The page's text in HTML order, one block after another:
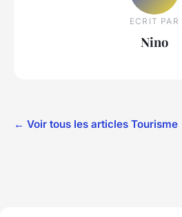
ECRIT PAR
Nino
← Voir tous les articles Tourisme